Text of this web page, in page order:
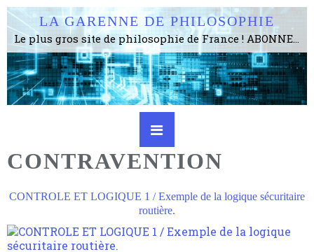
LA GARENNE DE PHILOSOPHIE
Le plus gros site de philosophie de France ! ABONNEZ-VOUS ! 4115 Articles, 1634 abonné·e·s, depuis 2006 . . . . . . . . 2 852 214 pages vues jusqu'à présent. Prestance et être apte à un plus grand nombre de choses.
CONTRAVENTION
CONTROLE ET LOGIQUE 1 / Exemple de la logique sécuritaire
routière.